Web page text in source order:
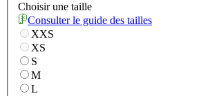
Choisir une taille
Consulter le guide des tailles
XXS
XS
S
M
L